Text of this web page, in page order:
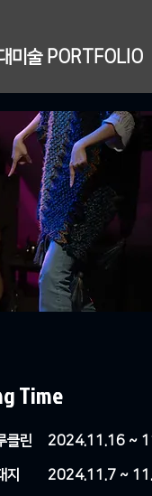
미술 PORTFOLIO
Time
클린 2024.11.16 ~
지 2024.11.7 ~